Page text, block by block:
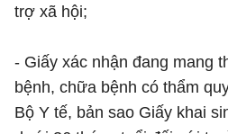
trợ xã hội;
- Giấy xác nhận đang mang
bệnh, chữa bệnh có thẩm
Bộ Y tế, bản sao Giấy khai